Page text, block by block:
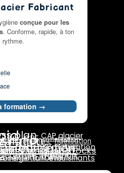
Fabricant
conçue pour les
. Conforme, rapide, à ton
rythme.
formation →
plan CAP glacier
CPF cristallisation
emplacement fidélisation
lait livraison
marge maturation
rotation stocks
stab stabilisant
sucres surgélation
texture transport
turbineémulsifiants